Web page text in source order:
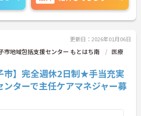
接対策ポイントなど、さら
すのでお気軽にご相談くだ
更新日：2026年01月06日
市地域包括支援センター もとはち南
医療
市】完全週休2日制★手当充実
ターで主任ケアマネジャー募